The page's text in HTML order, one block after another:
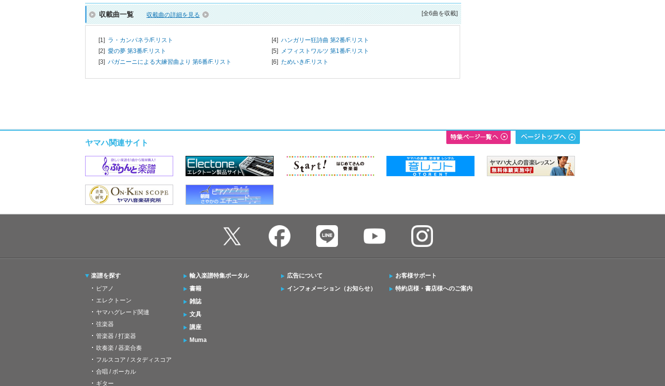
収載曲一覧 収載曲の詳細を見る [全6曲を収載]
[1] ラ・カンパネラ/F.リスト
[2] 愛の夢 第3番/F.リスト
[3] パガニーニによる大練習曲より 第6番/F.リスト
[4] ハンガリー狂詩曲 第2番/F.リスト
[5] メフィストワルツ 第1番/F.リスト
[6] ためいき/F.リスト
ヤマハ関連サイト
楽譜を探す
ピアノ
エレクトーン
ヤマハグレード関連
弦楽器
管楽器 / 打楽器
吹奏楽 / 器楽合奏
フルスコア / スタディスコア
合唱 / ボーカル
ギター
輸入楽譜特集ポータル
書籍
雑誌
文具
講座
Muma
広告について
インフォメーション（お知らせ）
お客様サポート
特約店様・書店様へのご案内